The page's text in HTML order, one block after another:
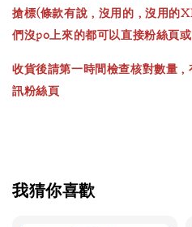
搶標(條款有說，沒用的，沒用的
們沒po上來的都可以直接粉絲頁
收貨後請第一時間檢查核對數量
訊粉絲頁
我猜你喜歡